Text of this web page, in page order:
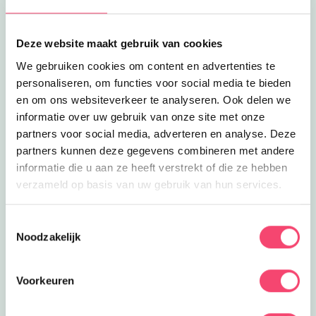
Deze website maakt gebruik van cookies
We gebruiken cookies om content en advertenties te
personaliseren, om functies voor social media te bieden
en om ons websiteverkeer te analyseren. Ook delen we
informatie over uw gebruik van onze site met onze
partners voor social media, adverteren en analyse. Deze
partners kunnen deze gegevens combineren met andere
informatie die u aan ze heeft verstrekt of die ze hebben
verzameld op basis van uw gebruik van hun services.
Noodzakelijk
Voorkeuren
Nobelhorst in Almere.
Summer’s Cool
Drie weken vol sport, plezier en nieuwe
vrienden maken bij Sportbedrijf
Lelystad
Zomeruitje naar Kinepolis
maandag 10 augustus
Bezoek Kinepolis Almere en geniet van
superleuke familiefilms. Mét airco!
Spetterende Super Zomer Deal bij
Geniet deze vakantie met je kids voor
€11,- van vrijzwemmen, patat met
Sluiten